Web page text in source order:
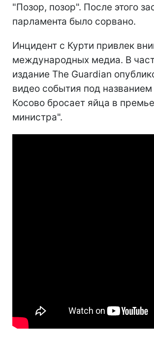
"Позор, позор". После этого
парламента было сорвано.
Инцидент с Курти привлек
международных медиа. В
издание The Guardian
видео события под названием
Косово бросает яйца в
министра".